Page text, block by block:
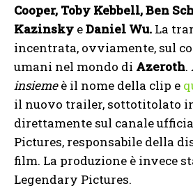
Cooper, Toby Kebbell, Ben
Kazinsky eDaniel Wu. La
incentrata, ovviamente, sul
umani nel mondo di Azeroth.
insiemeè il nome della clip e
il nuovo trailer, sottotitolato
direttamente sul canale
Pictures, responsabile della
film. La produzione è invece
Legendary Pictures.